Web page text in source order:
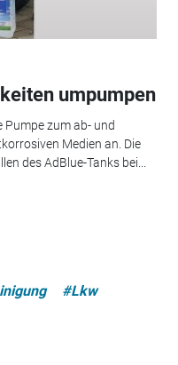
umpumpen
Pumpe zum ab- und
Medien an. Die
des AdBlue-Tanks bei...
#Lkw